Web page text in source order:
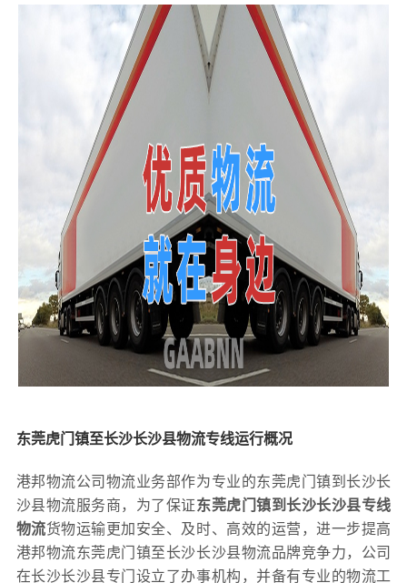
东莞虎门镇至长沙长沙县物流专线运行概况
港邦物流公司物流业务部作为专业的东莞虎门镇到长沙长
沙县物流服务商，为了保证东莞虎门镇到长沙长沙县专线
物流货物运输更加安全、及时、高效的运营，进一步提高
港邦物流东莞虎门镇至长沙长沙县物流品牌竞争力，公司
在长沙长沙县专门设立了办事机构，并备有专业的物流工